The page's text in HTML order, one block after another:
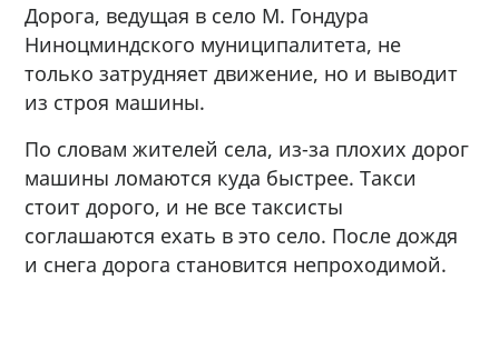
Дорога, ведущая в село М. Гондура
Ниноцминдского муниципалитета, не
только затрудняет движение, но и выводит
из строя машины.
По словам жителей села, из-за плохих дорог
машины ломаются куда быстрее. Такси
стоит дорого, и не все таксисты
соглашаются ехать в это село. После дождя
и снега дорога становится непроходимой.